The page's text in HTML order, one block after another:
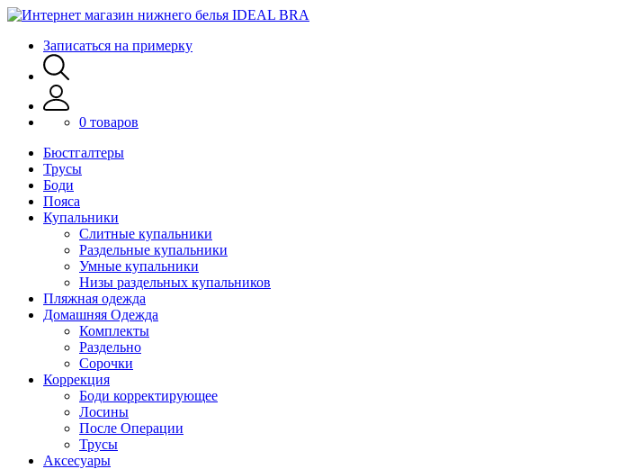
Записаться на примерку
0 товаров
Бюстгалтеры
Трусы
Боди
Пояса
Купальники
Слитные купальники
Раздельные купальники
Умные купальники
Низы раздельных купальников
Пляжная одежда
Домашняя Одежда
Комплекты
Раздельно
Сорочки
Коррекция
Боди корректирующее
Лосины
После Операции
Трусы
Аксесуары